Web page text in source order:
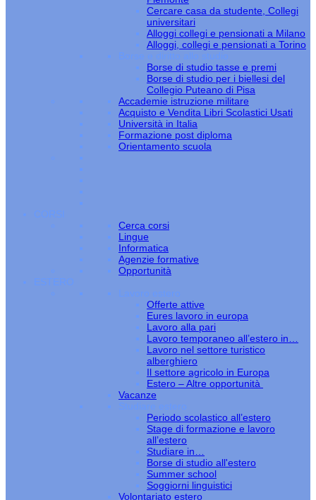
Cercare casa da studente, Collegi
universitari
Alloggi collegi e pensionati a Milano
Alloggi, collegi e pensionati a Torino
Borse e diritto allo studio
Borse di studio tasse e premi
Borse di studio per i biellesi del
Collegio Puteano di Pisa
Accademie istruzione militare
Acquisto e Vendita Libri Scolastici Usati
Università in Italia
Formazione post diploma
Orientamento scuola
CORSI
Cerca corsi
Lingue
Informatica
Agenzie formative
Opportunità
ESTERO
Lavoro estero
Offerte attive
Eures lavoro in europa
Lavoro alla pari
Lavoro temporaneo all’estero in…
Lavoro nel settore turistico
alberghiero
Il settore agricolo in Europa
Estero – Altre opportunità
Vacanze
Studiare estero
Periodo scolastico all’estero
Stage di formazione e lavoro
all’estero
Studiare in…
Borse di studio all'estero
Summer school
Soggiorni linguistici
Volontariato estero